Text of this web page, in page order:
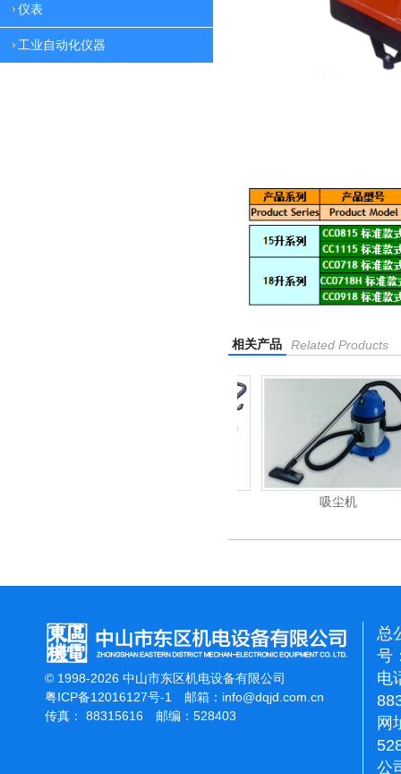
仪表
工业自动化仪器
相关产品 Related Products
吸尘机
© 1998-2026 中山市东区机电设备有限公司
粤ICP备12016127号-1
邮箱： info@dqjd.com.cn
传真： 88315616 邮编：528403
总
号
电
网
公